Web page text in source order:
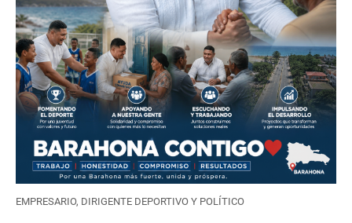
EMPRESARIO, DIRIGENTE DEPORTIVO Y POLÍTICO